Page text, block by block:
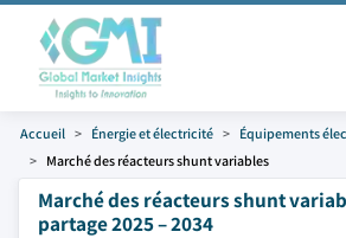
Accueil Énergie et électricité Équipements
Marché des réacteurs shunt variables
Marché des réacteurs shunt
partage 2025 – 2034